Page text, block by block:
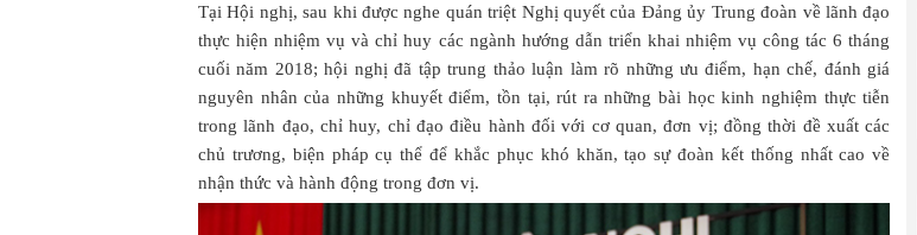
Tại Hội nghị, sau khi được nghe quán triệt Nghị quyết của Đảng ủy Trung đoàn về lãnh đạo
thực hiện nhiệm vụ và chỉ huy các ngành hướng dẫn triển khai nhiệm vụ công tác 6 tháng
cuối năm 2018; hội nghị đã tập trung thảo luận làm rõ những ưu điểm, hạn chế, đánh giá
nguyên nhân của những khuyết điểm, tồn tại, rút ra những bài học kinh nghiệm thực tiễn
trong lãnh đạo, chỉ huy, chỉ đạo điều hành đối với cơ quan, đơn vị; đồng thời đề xuất các
chủ trương, biện pháp cụ thể để khắc phục khó khăn, tạo sự đoàn kết thống nhất cao về
nhận thức và hành động trong đơn vị.